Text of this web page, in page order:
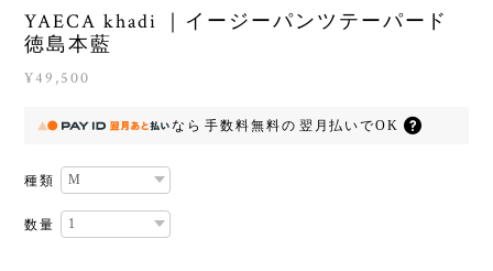
YAECA khadi ｜イージーパンツテーパード
徳島本藍
¥49,500
なら 手数料無料の 翌月払いでOK
種類
数量